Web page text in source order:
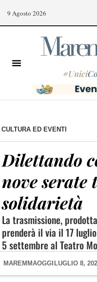
9 Agosto 2026
#Unici
CULTURA ED EVENTI
Dilettando
nove serate
solidarietà
La trasmissione,
prenderà il via il 17
5 settembre al Teatro
MAREMMAOGGI LUGLIO 8,